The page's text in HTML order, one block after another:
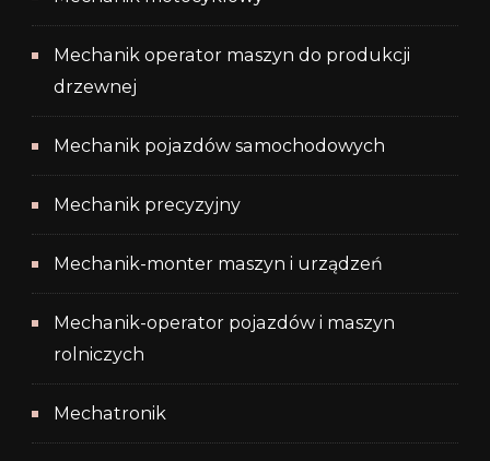
Mechanik operator maszyn do produkcji
drzewnej
Mechanik pojazdów samochodowych
Mechanik precyzyjny
Mechanik-monter maszyn i urządzeń
Mechanik-operator pojazdów i maszyn
rolniczych
Mechatronik